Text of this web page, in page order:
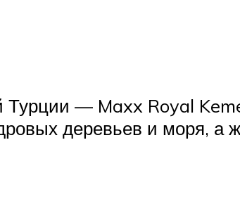
— Maxx Royal
деревьев и моря, а